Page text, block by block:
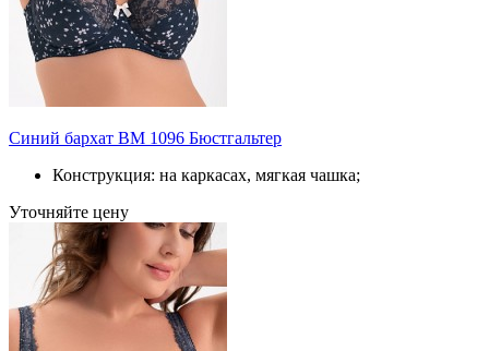
Синий бархат BM 1096 Бюстгальтер
Конструкция: на каркасах, мягкая чашка;
Уточняйте цену